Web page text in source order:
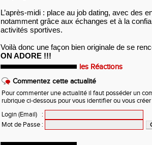
L’après-midi : place au job dating, avec des
notamment grâce aux échanges et à la
activités sportives.
Voilà donc une façon bien originale de se
ON ADORE !!!
les Réactions
Commentez cette actualité
Pour commenter une actualité il faut posséder un
rubrique ci-dessous pour vous identifier ou vous
Login (Email)
:
Mot de Passe :